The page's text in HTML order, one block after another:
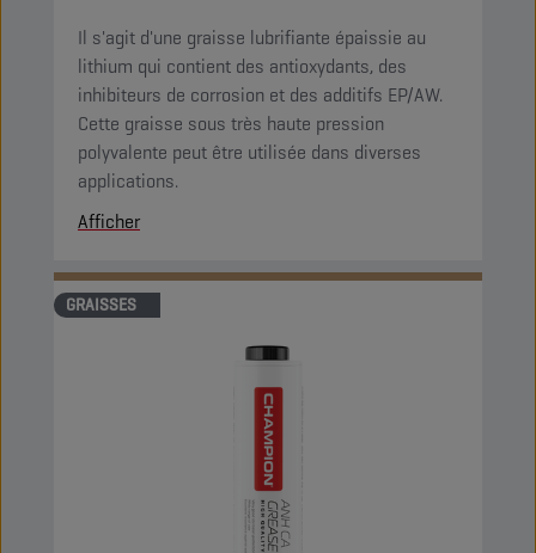
Il s'agit d'une graisse lubrifiante épaissie au
lithium qui contient des antioxydants, des
inhibiteurs de corrosion et des additifs EP/AW.
Cette graisse sous très haute pression
polyvalente peut être utilisée dans diverses
applications.
Afficher
GRAISSES